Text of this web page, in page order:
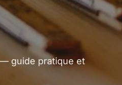
guide pratique et